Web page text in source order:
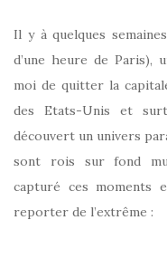
Il y à quelques
d’une heure de Paris),
moi de quitter la
des Etats-Unis et
découvert un univers
sont rois sur fond
capturé ces moments
reporter de l’extrême :